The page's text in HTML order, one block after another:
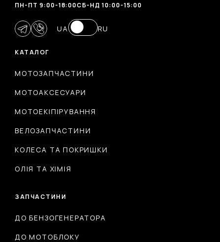
КАТАЛОГ
МОТОЗАПЧАСТИНИ
МОТОАКСЕСУАРИ
МОТОЕКІПІРУВАННЯ
ВЕЛОЗАПЧАСТИНИ
КОЛЕСА ТА ПОКРИШКИ
ОЛІЯ ТА ХІМІЯ
ЗАПЧАСТИНИ
ДО БЕНЗОГЕНЕРАТОРА
ДО МОТОБЛОКУ
ПН-ПТ 9:00-18:00CБ-НД 10:00-15:00
UA RU